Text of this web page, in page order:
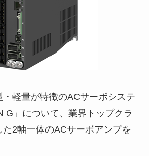
軽量が特徴のACサーボシステ
G」について、業界トップクラ
た2軸一体のACサーボアンプを